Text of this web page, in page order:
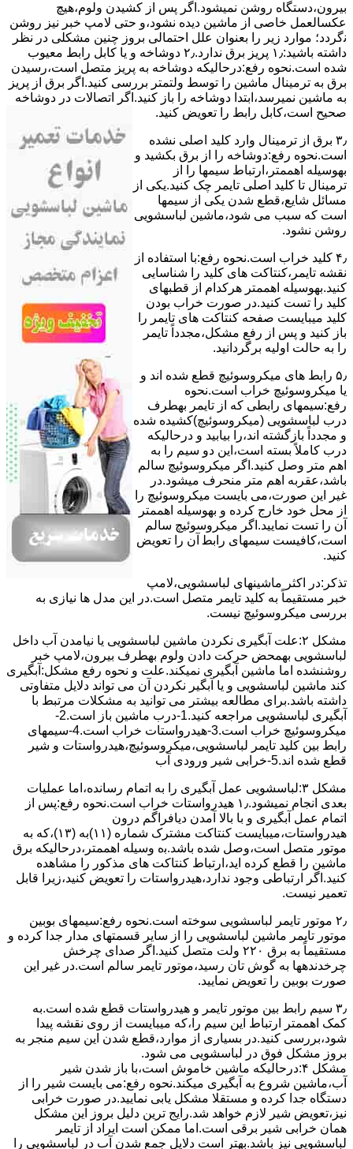
ﺑﯿﺮون،دستگاه روﺷﻦ نمیشود.اﮔﺮ ﭘﺲ از ﮐﺸﯿﺪن وﻟﻮم،ﻫﯿﭻ
عکسالعمل ﺧﺎﺻﯽ از ﻣﺎﺷﯿﻦ دﯾﺪه نشود،و حتی ﻻﻣﭗ ﺧﺒﺮ ﻧﯿﺰ روﺷﻦ
ﻧگردد؛ موارد زیر را بعنوان ﻋﻠﻞ احتمالی بروز چنین مشکلی در نظر
داشته باشید:۱٫ ﭘﺮﯾﺰ ﺑﺮق ﻧﺪارد.۲٫ دوﺷﺎﺧﻪ و ﯾﺎ ﮐﺎﺑﻞ راﺑﻂ ﻣﻌﯿﻮب
ﺷﺪه است.نحوه رفع:درحالیکه دوﺷﺎﺧﻪ ﺑﻪ ﭘﺮﯾﺰ ﻣﺘﺼﻞ اﺳﺖ،رﺳﯿﺪن
ﺑﺮق ﺑﻪ ﺗﺮﻣﯿﻨﺎل ﻣﺎﺷﯿﻦ را ﺗﻮﺳﻂ ولتمتر بررسی ﮐﻨﯿﺪ.اﮔﺮ ﺑﺮق از ﭘﺮﯾﺰ
ﺑﻪ ﻣﺎﺷﯿﻦ نمیرسد،اﺑﺘﺪا دوشاخه را باز کنید.اﮔﺮ اﺗﺼﺎﻻت در دوشاخه
ﺻﺤﯿﺢ اﺳﺖ،ﮐﺎﺑﻞ راﺑﻂ را ﺗﻌﻮﯾﺾ کنید.
۳٫ ﺑﺮق از ﺗﺮﻣﯿﻨﺎل وارد ﮐﻠﯿﺪ اﺻﻠﯽ ﻧﺸﺪه
است.نحوه رﻓﻊ:دوشاخه را از ﺑﺮق بکشید و
بهوسیله اهممتر،ارﺗﺒﺎط سیمها را از
ﺗﺮﻣﯿﻨﺎل ﺗﺎ ﮐﻠﯿﺪ اﺻﻠﯽ ﺗﺎﯾﻤﺮ چک کنید.یکی از
مسائل شایع،ﻗﻄﻊ شدن ﯾﮑﯽ از سیمها
است که سبب می شود،ﻣﺎﺷﯿﻦ لباسشویی
روﺷﻦ نشود.
۴٫ ﮐﻠﯿﺪ ﺧﺮاب اﺳﺖ.نحوه رفع:ﺑﺎ اﺳﺘﻔﺎده از
ﻧﻘﺸﻪ ﺗﺎﯾﻤﺮ،ﮐﻨﺘﺎﮐﺖ ﻫﺎی ﮐﻠﯿﺪ را ﺷﻨﺎﺳﺎﯾﯽ
کنید.بهوسیله اهممتر هرکدام از قطبهای
ﮐﻠﯿﺪ را ﺗﺴﺖ ﮐﻨﯿﺪ.در ﺻﻮرت ﺧﺮاب ﺑﻮدن
ﮐﻠﯿﺪ میبایست ﺻﻔﺤﻪ ﮐﻨﺘﺎﮐﺖ ﻫﺎی ﺗﺎﯾﻤﺮ را
باز کنید و ﭘﺲ از رﻓﻊ مشکل،مجدداً ﺗﺎﯾﻤﺮ
را به حالت اوﻟﯿﻪ برگردانید.
۵٫ رابط های ﻣﯿﮑﺮوﺳﻮﺋﯿﭻ ﻗﻄﻊ شده اند و
ﯾﺎ ﻣﯿﮑﺮوﺳﻮﺋﯿﭻ ﺧﺮاب اﺳﺖ.نحوه
رفع:سیمهای راﺑﻄﯽ ﮐﻪ از ﺗﺎﯾﻤﺮ بهطرف
درب لباسشویی (ﻣﯿﮑﺮوﺳﻮﺋﯿﭻ)کشیده شده
و مجدداً بازگشته اند،را ﺑﯿﺎﺑﯿﺪ و درحالیکه
درب کاملاً ﺑﺴﺘﻪ اﺳﺖ،اﯾﻦ دو ﺳﯿﻢ را ﺑﻪ
اﻫﻢ ﻣﺘﺮ وصل کنید.اﮔﺮ ﻣﯿﮑﺮوﺳﻮﺋﯿﭻ ﺳﺎﻟﻢ
ﺑﺎﺷﺪ،ﻋﻘﺮﺑﻪ اهم متر ﻣﻨﺤﺮف میشود.در
ﻏﯿﺮ اﯾﻦ ﺻﻮرت،می بایست ﻣﯿﮑﺮوﺳﻮﺋﯿﭻ را
از ﻣﺤﻞ خود ﺧﺎرج کرده و بهوسیله اهممتر
آن را ﺗﺴﺖ ﻧﻤﺎﯾﯿﺪ.اﮔﺮ ﻣﯿﮑﺮوﺳﻮﺋﯿﭻ ﺳﺎﻟﻢ
اﺳﺖ،ﮐﺎﻓﯿﺴﺖ سیمهای راﺑﻄ آن را ﺗﻌﻮﯾﺾ
کنید.
ﺗﺬﮐﺮ:در اﮐﺜﺮ ماشینهای لباسشویی،ﻻﻣﭗ
ﺧﺒﺮ مستقیماً ﺑﻪ ﮐﻠﯿﺪ ﺗﺎﯾﻤﺮ ﻣﺘﺼﻞ اﺳﺖ.در اﯾﻦ مدل ها ﻧﯿﺎزی ﺑﻪ
بررسی ﻣﯿﮑﺮوﺳﻮﺋﯿﭻ نیست.
مشکل ۲:علت آبگیری نکردن ماشین لباسشویی یا نیامدن آب داخل
لباسشویی بهمحض ﺣﺮﮐﺖ دادن وﻟﻮم بهطرف ﺑﯿﺮون،ﻻﻣﭗ ﺧﺒﺮ
روشنشده اﻣﺎ ﻣﺎﺷﯿﻦ آﺑﮕﯿﺮی نمیکند.ﻋﻠﺖ و نحوه رﻓﻊ مشکل:آبگیری
کند ماشین لباسشویی و یا آبگیر نکردن آن می تواند دلایل متفاوتی
داشته باشد.برای مطالعه بیشتر می توانید به مشکلات مرتبط با
آبگیری لباسشویی مراجعه کنید.1-درب ﻣﺎﺷﯿﻦ ﺑﺎز اﺳﺖ.2-
ﻣﯿﮑﺮوﺳﻮﺋﯿﭻ ﺧﺮاب اﺳﺖ.3-ﻫﯿﺪرواﺳﺘﺎت ﺧﺮاب اﺳﺖ.4-سیمهای
راﺑﻂ ﺑﯿﻦ ﮐﻠﯿﺪ ﺗﺎﯾﻤﺮ لباسشویی،ﻣﯿﮑﺮوﺳﻮﺋﯿﭻ،ﻫﯿﺪرواﺳﺘﺎت و ﺷﯿﺮ
ﻗﻄﻊ ﺷﺪه اند.5-خرابی شیر ورودی آب
مشکل ۳:لباسشویی ﻋﻤﻞ آﺑﮕﯿﺮی را ﺑﻪ اﺗﻤﺎم رﺳﺎﻧﺪه،اﻣﺎ ﻋﻤﻠﯿﺎت
ﺑﻌﺪی اﻧﺠﺎم نمیشود.۱٫ ﻫﯿﺪرواﺳﺘﺎت ﺧﺮاب اﺳﺖ.نحوه رﻓﻊ:ﭘﺲ از
اﺗﻤﺎم عمل آﺑﮕﯿﺮی و ﺑﺎ ﺑﺎﻻ آﻣﺪن دﯾﺎﻓﺮاﮔﻢ درون
ﻫﯿﺪرواﺳﺘﺎت،میبایست ﮐﻨﺘﺎﮐﺖ ﻣﺸﺘﺮک شماره (۱۱)به (۱۳)،ﮐﻪ ﺑﻪ
ﻣﻮﺗﻮر ﻣﺘﺼﻞ اﺳﺖ،وﺻﻞ ﺷﺪه ﺑﺎﺷﺪ.ﺑه وسیله اهممتر،درحالیکه ﺑﺮق
ﻣﺎﺷﯿﻦ را ﻗﻄﻊ کرده اید،ارﺗﺒﺎط ﮐﻨﺘﺎﮐﺖ ﻫﺎی ﻣﺬﮐﻮر را ﻣﺸﺎﻫﺪه
کنید.اﮔﺮ ارﺗﺒﺎطی وجود ندارد،ﻫﯿﺪرواﺳﺘﺎت را ﺗﻌﻮﯾﺾ ﮐﻨﯿﺪ،زﯾﺮا قابل
ﺗﻌﻤﯿﺮ نیست.
۲٫ ﻣﻮﺗﻮر ﺗﺎﯾﻤﺮ لباسشویی ﺳﻮﺧﺘﻪ اﺳﺖ.نحوه رﻓﻊ:سیمهای ﺑﻮﺑﯿﻦ
ﻣﻮﺗﻮر ﺗﺎﯾﻤﺮ ماشین لباسشویی را از ﺳﺎﯾﺮ قسمتهای ﻣﺪار ﺟﺪا کرده و
مستقیماً ﺑﻪ برق ۲۲۰ وﻟﺖ ﻣﺘﺼﻞ کنید.اﮔﺮ ﺻﺪای ﭼﺮﺧﺶ
چرخدندهها به گوش تان رﺳﯿﺪ،ﻣﻮﺗﻮر ﺗﺎﯾﻤﺮ ﺳﺎﻟﻢ اﺳﺖ.در ﻏﯿﺮ اﯾﻦ
ﺻﻮرت ﺑﻮﺑﯿﻦ را ﺗﻌﻮﯾﺾ ﻧﻤﺎﯾﯿﺪ.
۳٫ ﺳﯿﻢ راﺑﻂ ﺑﯿﻦ ﻣﻮﺗﻮر ﺗﺎﯾﻤﺮ و ﻫﯿﺪرواﺳﺘﺎت ﻗﻄﻊ ﺷﺪه اﺳﺖ.به
کمک اهممتر ارﺗﺒﺎط اﯾﻦ ﺳﯿﻢ را،ﮐﻪ میبایست از روی ﻧﻘﺸﻪ ﭘﯿﺪا
ﺷﻮد،بررسی ﮐﻨﯿﺪ.در ﺑﺴﯿﺎری از موارد،ﻗﻄﻊ ﺷﺪن اﯾﻦ ﺳﯿﻢ ﻣﻨﺠﺮ ﺑﻪ
ﺑﺮوز مشکل ﻓﻮق در لباسشویی می شود.
مشکل ۴:درحالیکه ﻣﺎﺷﯿﻦ ﺧﺎﻣﻮش اﺳﺖ،ﺑﺎ ﺑﺎز ﺷﺪن ﺷﯿﺮ
آب،ﻣﺎﺷﯿﻦ ﺷﺮوع ﺑﻪ آﺑﮕﯿﺮی میکند.نحوه رﻓﻊ:می بایست ﺷﯿﺮ را از
دستگاه جدا کرده و مستقلا مشکل یابی نمایید.در صورت خرابی
نیز،تعویض شیر لازم خواهد شد.رایج ترین دلیل بروز این مشکل
همان خرابی شیر برقی است.اما ممکن است ایراد از تایمر
لباسشویی نیز باشد.بهتر است دلایل جمع شدن آب در لباسشویی را